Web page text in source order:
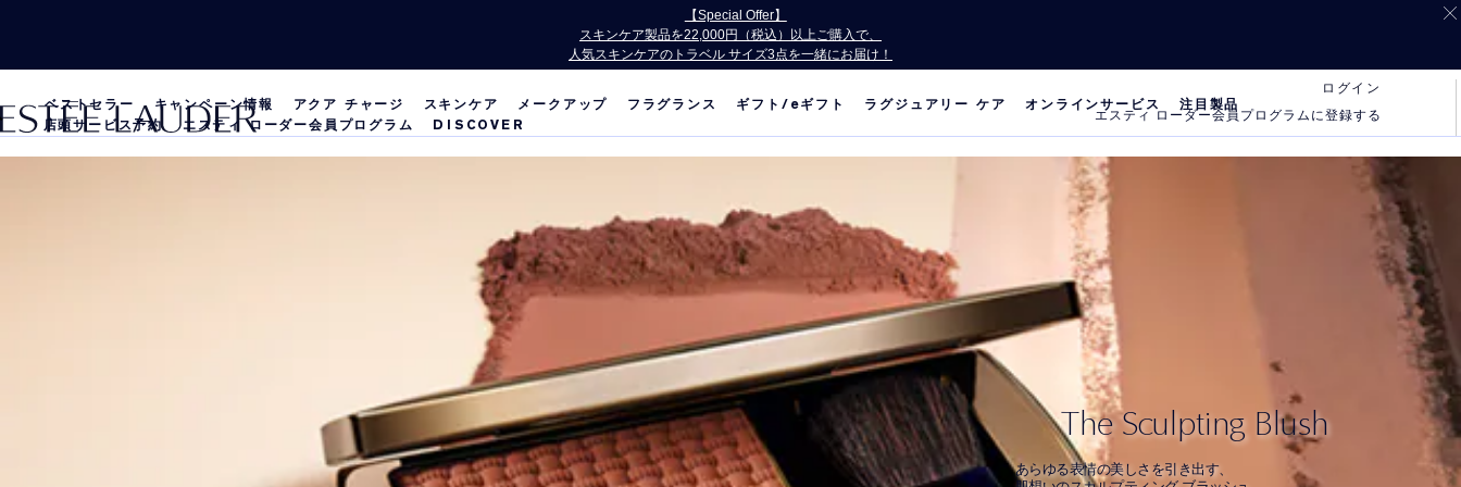
お会計にPayPayをご利用いただけるようになりました。
エスティ ローダー会員プログラムに登録する
ログイン
ベストセラー キャンペーン情報 アクア チャージ スキンケア メークアップ フラグランス ギフト/eギフト ラグジュアリー ケア オンラインサービス
注目製品
店頭サービス予約
エスティ ローダー会員プログラム DISCOVER
The Sculpting Blush
あらゆる表情の美しさを引き出す、